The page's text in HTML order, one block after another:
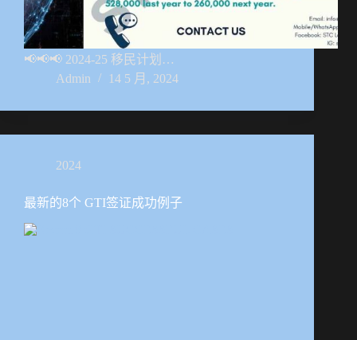
📢📢📢 2024-25 移民计划…
Admin
14 5 月, 2024
2024
最新的8个 GTI签证成功例子